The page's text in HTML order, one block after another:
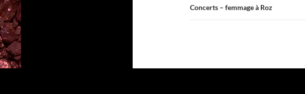
Concerts – femmage à Roz